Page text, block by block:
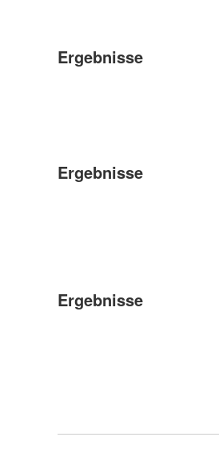
Ergebnisse
Ergebnisse
Ergebnisse